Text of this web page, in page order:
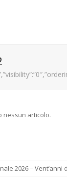
nessun articolo.
2026 – Vent’anni